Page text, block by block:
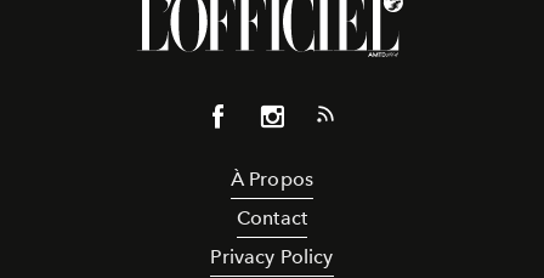
À Propos
Contact
Privacy Policy